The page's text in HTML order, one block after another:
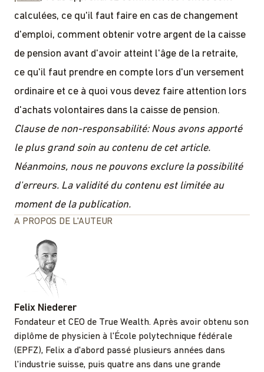
calculées, ce qu'il faut faire en cas de changement
d'emploi, comment obtenir votre argent de la caisse
de pension avant d'avoir atteint l'âge de la retraite,
ce qu'il faut prendre en compte lors d'un versement
ordinaire et ce à quoi vous devez faire attention lors
d'achats volontaires dans la caisse de pension.
Clause de non-responsabilité: Nous avons apporté
le plus grand soin au contenu de cet article.
Néanmoins, nous ne pouvons exclure la possibilité
d'erreurs. La validité du contenu est limitée au
moment de la publication.
A PROPOS DE L'AUTEUR
Felix Niederer
Fondateur et CEO de True Wealth. Après avoir obtenu son
diplôme de physicien à l'École polytechnique fédérale
(EPFZ), Felix a d'abord passé plusieurs années dans
l'industrie suisse, puis quatre ans dans une grande